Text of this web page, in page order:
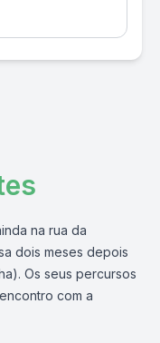
na rua da
dois meses depois
Os seus percursos
com a